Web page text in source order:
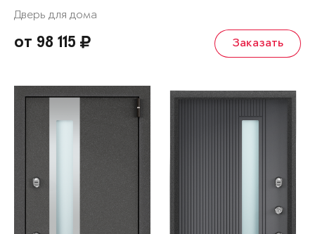
Дверь для дома
от 98 115 Заказать